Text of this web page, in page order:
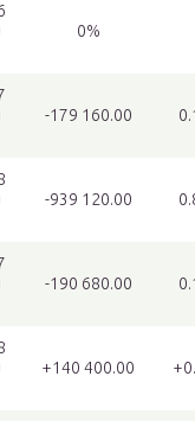
0%
-179 160.00
-939 120.00
-190 680.00
+140 400.00